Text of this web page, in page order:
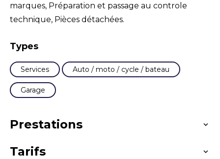
marques, Préparation et passage au controle
technique, Pièces détachées.
Types
Services Auto / moto / cycle / bateau
Garage
Prestations
Langues parlées
Tarifs